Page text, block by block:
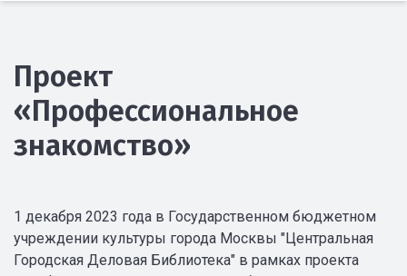
Проект
«Профессиональное
знакомство»
1 декабря 2023 года в Государственном бюджетном
учреждении культуры города Москвы "Центральная
Городская Деловая Библиотека" в рамках проекта